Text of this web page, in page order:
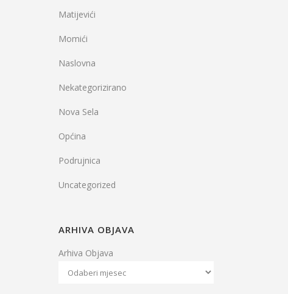
Matijevići
Momići
Naslovna
Nekategorizirano
Nova Sela
Općina
Podrujnica
Uncategorized
ARHIVA OBJAVA
Arhiva Objava